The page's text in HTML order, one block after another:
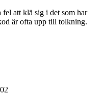
att klä sig i det som har
är ofta upp till tolkning.